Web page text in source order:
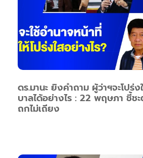
ดร.มานะ ยิงคำถาม ผู้ว่าฯจะโปร่ง
บาลได้อย่างไร : 22 พฤษภา ชี้ช
ถกไม่เถียง